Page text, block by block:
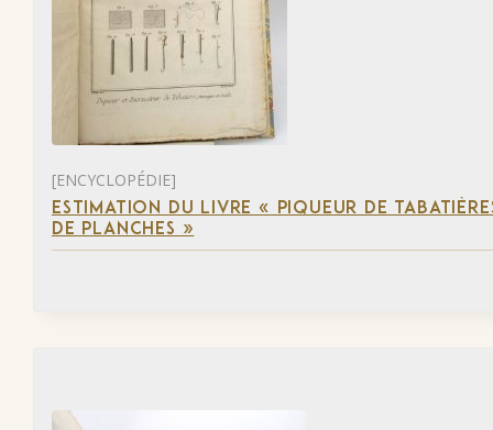
[ENCYCLOPÉDIE]
ESTIMATION DU LIVRE « PIQUEUR DE
DE PLANCHES »